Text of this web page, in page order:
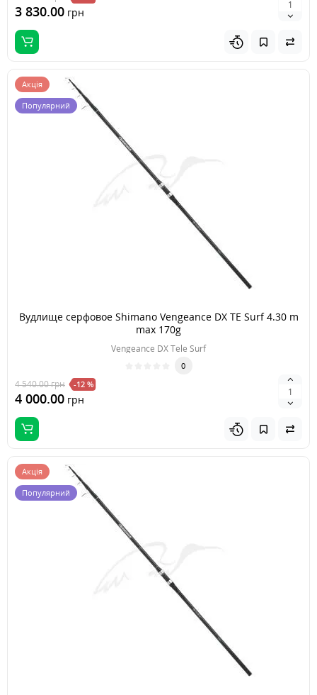
3 830.00 грн
Акція
Популярний
Вудлище серфовое Shimano Vengeance DX TE Surf 4.30 m
max 170g
Vengeance DX Tele Surf
0
4 540.00грн -12 %
4 000.00 грн
Акція
Популярний